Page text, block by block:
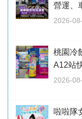
營運、
2026-
桃園冷
A12站
2026-
啦啦隊